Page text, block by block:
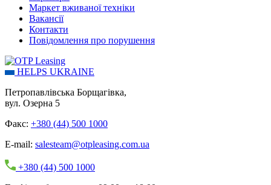
Маркет вживаної техніки
Вакансії
Контакти
Повідомлення про порушення
HELPS UKRAINE
Петропавлівська Борщагівка,
вул. Озерна 5
Факс: +380 (44) 500 1000
E-mail: salesteam@otpleasing.com.ua
+380 (44) 500 1000